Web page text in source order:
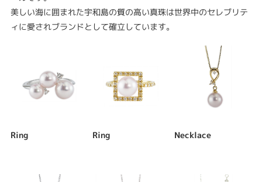
美しい海に囲まれた宇和島の質の高い真珠は世界中のセレブリテ
ィに愛されブランドとして確立しています。
Ring Ring Necklace